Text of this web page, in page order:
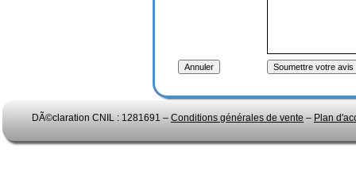
DÃ©claration CNIL : 1281691 – Conditions générales de vente – Plan